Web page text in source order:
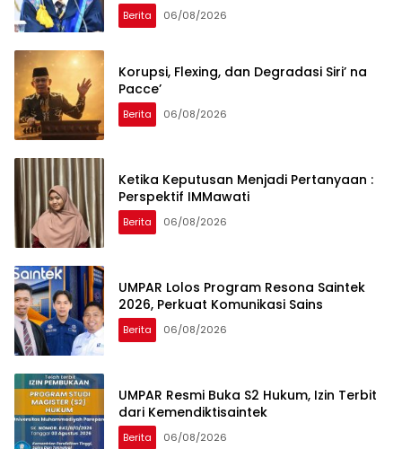
Berita 06/08/2026
Korupsi, Flexing, dan Degradasi Siri’ na
Pacce’
Berita 06/08/2026
Ketika Keputusan Menjadi Pertanyaan :
Perspektif IMMawati
Berita 06/08/2026
UMPAR Lolos Program Resona Saintek
2026, Perkuat Komunikasi Sains
Berita 06/08/2026
UMPAR Resmi Buka S2 Hukum, Izin Terbit
dari Kemendiktisaintek
Berita 06/08/2026